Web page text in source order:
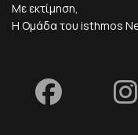
Με εκτίμηση,
Η Ομάδα του isthmos